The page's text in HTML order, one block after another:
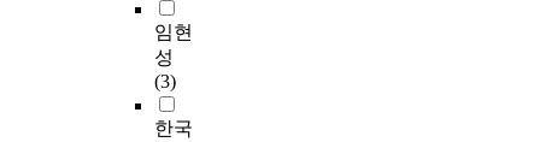
임현
성
(3)
한국